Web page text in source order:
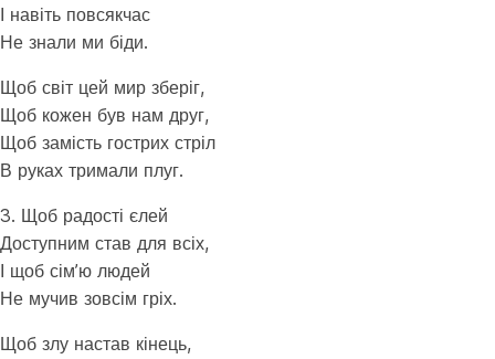
І навіть повсякчас
Не знали ми біди.
Щоб світ цей мир зберіг,
Щоб кожен був нам друг,
Щоб замість гострих стріл
В руках тримали плуг.
3. Щоб радості єлей
Доступним став для всіх,
І щоб сім’ю людей
Не мучив зовсім гріх.
Щоб злу настав кінець,